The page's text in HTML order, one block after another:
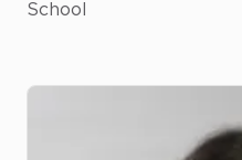
School